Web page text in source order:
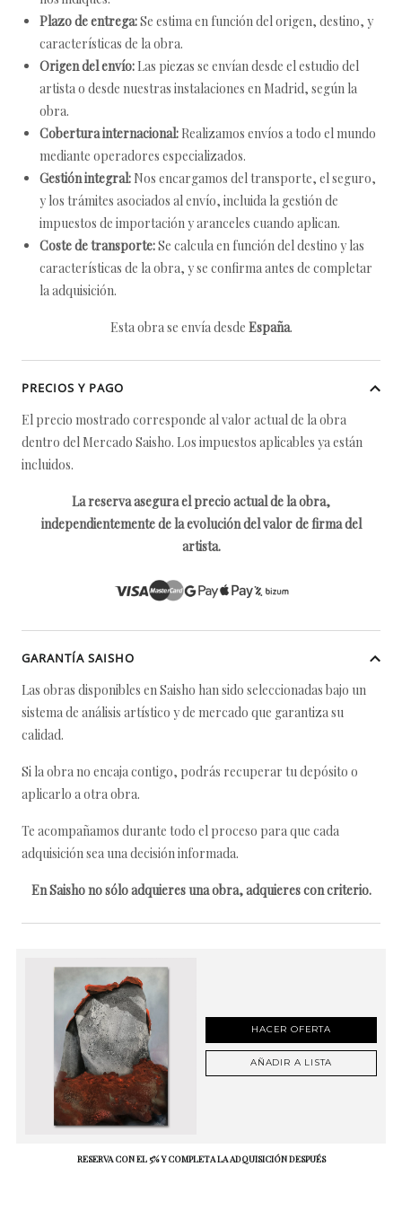
Plazo de entrega:Se estima en función del origen, destino, y
características de la obra.
Origen del envío: Las piezas se envían desde el estudio del
artista o desde nuestras instalaciones en Madrid, según la
obra.
Cobertura internacional: Realizamos envíos a todo el mundo
mediante operadores especializados.
Gestión integral: Nos encargamos del transporte, el seguro,
y los trámites asociados al envío, incluida la gestión de
impuestos de importación y aranceles cuando aplican.
Coste de transporte:Se calcula en función del destino y las
características de la obra, y se confirma antes de completar
la adquisición.
Esta obra se envía desde España.
PRECIOS Y PAGO
El precio mostrado corresponde al valor actual de la obra
dentro del Mercado Saisho. Los impuestos aplicables ya están
incluidos.
La reserva asegura el precio actual de la obra,
independientemente de la evolución del valor de firma del
artista.
GARANTÍA SAISHO
Las obras disponibles en Saisho han sido seleccionadas bajo un
sistema de análisis artístico y de mercado que garantiza su
calidad.
Si la obra no encaja contigo, podrás recuperar tu depósito o
aplicarlo a otra obra.
Te acompañamos durante todo el proceso para que cada
adquisición sea una decisión informada.
En Saisho no sólo adquieres una obra, adquieres con criterio.
HACER OFERTA
AÑADIR A LISTA
RESERVA CON EL 5% Y COMPLETA LA ADQUISICIÓN DESPUÉS